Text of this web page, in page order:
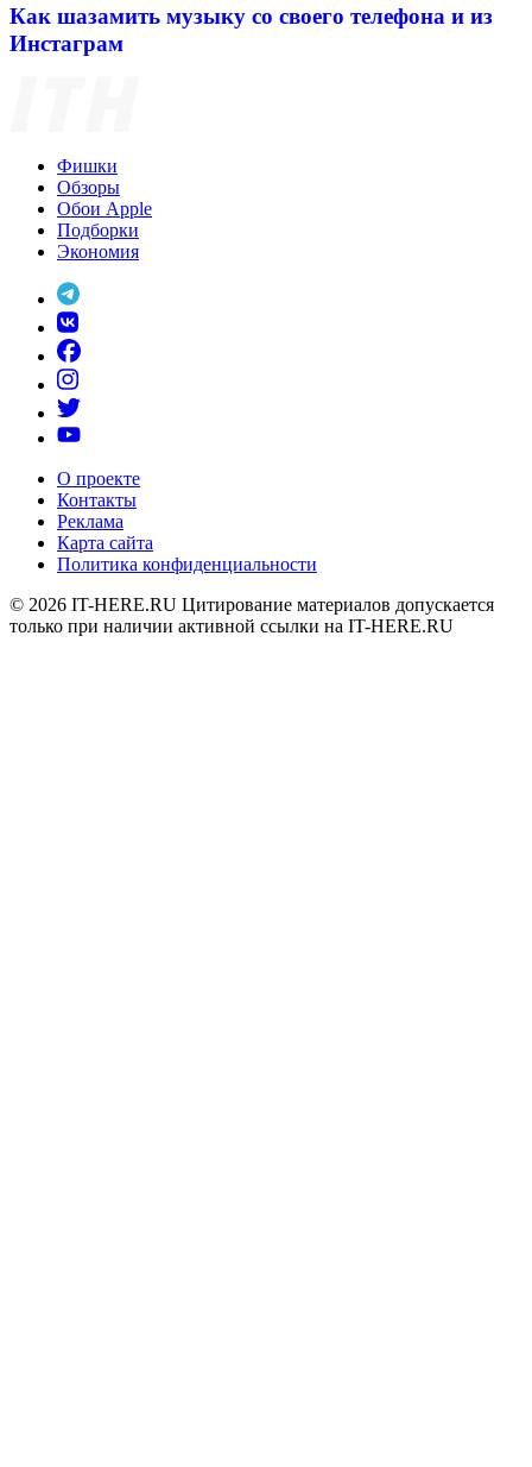
Как шазамить музыку со своего телефона и из
Инстаграм
Фишки
Обзоры
Обои Apple
Подборки
Экономия
О проекте
Контакты
Реклама
Карта сайта
Политика конфиденциальности
© 2026 IT-HERE.RU Цитирование материалов допускается
только при наличии активной ссылки на IT-HERE.RU